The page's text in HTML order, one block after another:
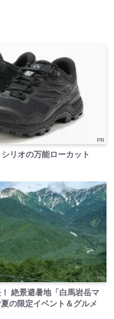
PR
リオの万能ローカット
PR
絶景避暑地「白馬岩岳マ
の限定イベント＆グルメ